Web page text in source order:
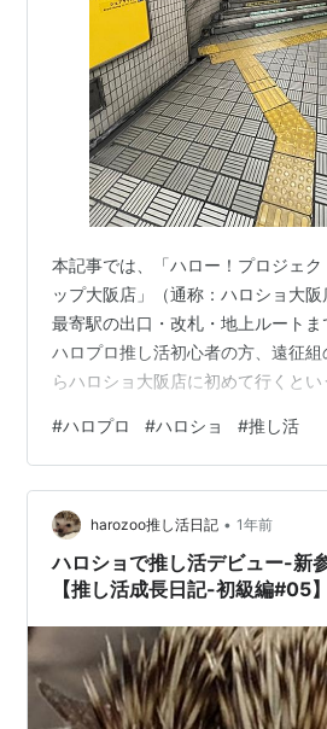
本記事では、「ハロー！プロジェク
ップ大阪店」（通称：ハロショ大阪
最寄駅の出口・改札・地上ルートま
ハロプロ推し活初心者の方、遠征
らハロショ大阪店に初めて行くとい
改札と出口はここがベスト 【ポイ
ば近い？ 【写真で解説】北改札を
ないルート 北改札を出て「1-A出
に出るとこんな景色です あとは1分
トまとめ 店内の雰囲気を知りたい
最短ルートを知って…
#ハロプロ #ハロショ #推し活
harozoo推し活日記 • 1年前
ハロショで推し活デビュー-新
【推し活成長日記-初級編#05】